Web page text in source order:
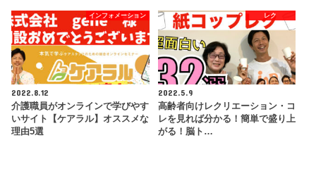
インフォメーション
2022.8.12
介護職員がオンラインで学びやす
いサイト【ケアラル】オススメな
理由5選
レク
2022.5.9
高齢者向けレクリエーション・コ
レを見れば分かる！簡単で盛り上
がる！脳ト…